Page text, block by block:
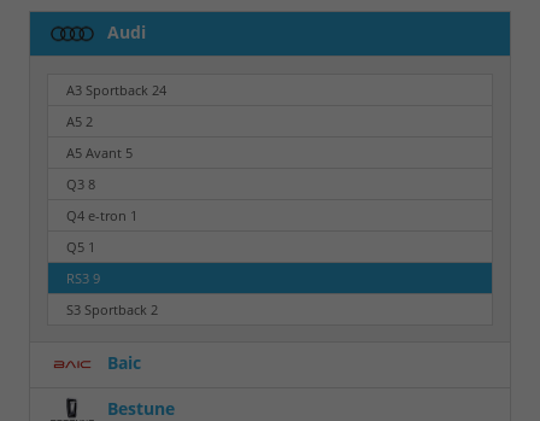
Audi
A3 Sportback 24
A5 2
A5 Avant 5
Q3 8
Q4 e-tron 1
Q5 1
RS3 9
S3 Sportback 2
Baic
Bestune